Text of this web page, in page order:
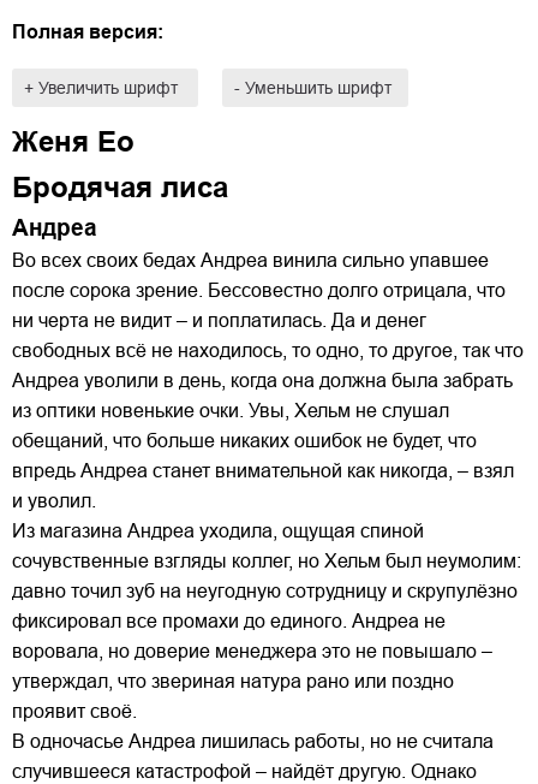
Полная версия:
+ Увеличить шрифт - Уменьшить шрифт
Женя Ео
Бродячая лиса
Андреа
Во всех своих бедах Андреа винила сильно упавшее
после сорока зрение. Бессовестно долго отрицала, что
ни черта не видит – и поплатилась. Да и денег
свободных всё не находилось, то одно, то другое, так что
Андреа уволили в день, когда она должна была забрать
из оптики новенькие очки. Увы, Хельм не слушал
обещаний, что больше никаких ошибок не будет, что
впредь Андреа станет внимательной как никогда, – взял
и уволил.
Из магазина Андреа уходила, ощущая спиной
сочувственные взгляды коллег, но Хельм был неумолим:
давно точил зуб на неугодную сотрудницу и скрупулёзно
фиксировал все промахи до единого. Андреа не
воровала, но доверие менеджера это не повышало –
утверждал, что звериная натура рано или поздно
проявит своё.
В одночасье Андреа лишилась работы, но не считала
случившееся катастрофой – найдёт другую. Однако